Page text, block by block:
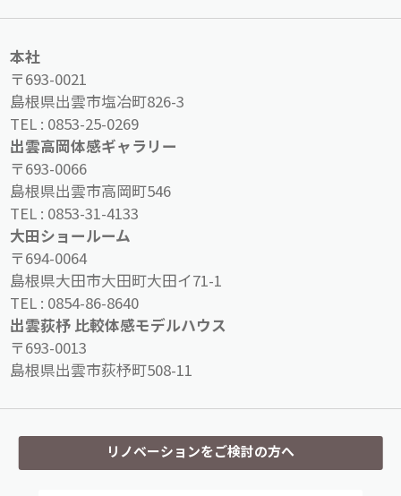
本社
〒693-0021
島根県出雲市塩冶町826-3
TEL : 0853-25-0269
出雲高岡体感ギャラリー
〒693-0066
島根県出雲市高岡町546
TEL : 0853-31-4133
大田ショールーム
〒694-0064
島根県大田市大田町大田イ71-1
TEL : 0854-86-8640
出雲荻杼 比較体感モデルハウス
〒693-0013
島根県出雲市荻杼町508-11
リノベーションをご検討の方へ